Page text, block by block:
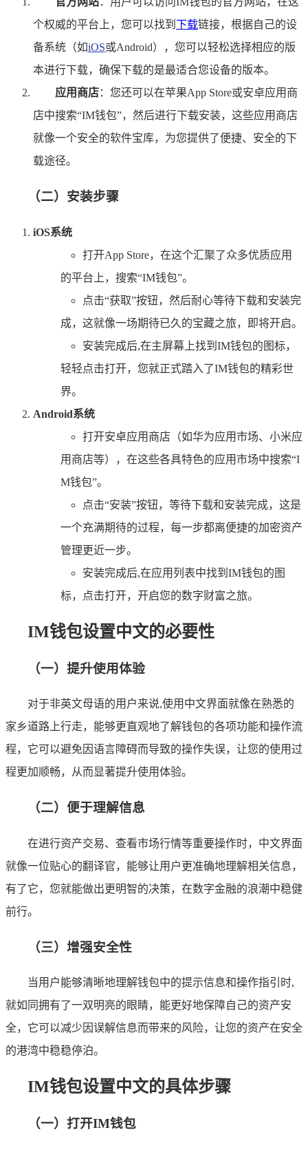
个权威的平台上，您可以找到 下载链接，根据自己的设
备系统（如iOS或Android），您可以轻松选择相应的版
本进行下载，确保下载的是最适合您设备的版本。
应用商店：您还可以在苹果App Store或安卓应用商
店中搜索“IM钱包”，然后进行下载安装，这些应用商店
就像一个安全的软件宝库，为您提供了便捷、安全的下
载途径。
（二）安装步骤
iOS系统
打开App Store，在这个汇聚了众多优质应用
的平台上，搜索“IM钱包”。
点击“获取”按钮，然后耐心等待下载和安装完
成，这就像一场期待已久的宝藏之旅，即将开启。
安装完成后,在主屏幕上找到IM钱包的图标，
轻轻点击打开，您就正式踏入了IM钱包的精彩世
界。
Android系统
打开安卓应用商店（如华为应用市场、小米应
用商店等），在这些各具特色的应用市场中搜索“I
M钱包”。
点击“安装”按钮，等待下载和安装完成，这是
一个充满期待的过程，每一步都离便捷的加密资产
管理更近一步。
安装完成后,在应用列表中找到IM钱包的图
标，点击打开，开启您的数字财富之旅。
IM钱包设置中文的必要性
（一）提升使用体验
对于非英文母语的用户来说,使用中文界面就像在熟悉的
家乡道路上行走，能够更直观地了解钱包的各项功能和操作流
程，它可以避免因语言障碍而导致的操作失误，让您的使用过
程更加顺畅，从而显著提升使用体验。
（二）便于理解信息
在进行资产交易、查看市场行情等重要操作时，中文界面
就像一位贴心的翻译官，能够让用户更准确地理解相关信息，
有了它，您就能做出更明智的决策，在数字金融的浪潮中稳健
前行。
（三）增强安全性
当用户能够清晰地理解钱包中的提示信息和操作指引时,
就如同拥有了一双明亮的眼睛，能更好地保障自己的资产安
全，它可以减少因误解信息而带来的风险，让您的资产在安全
的港湾中稳稳停泊。
IM钱包设置中文的具体步骤
（一）打开IM钱包